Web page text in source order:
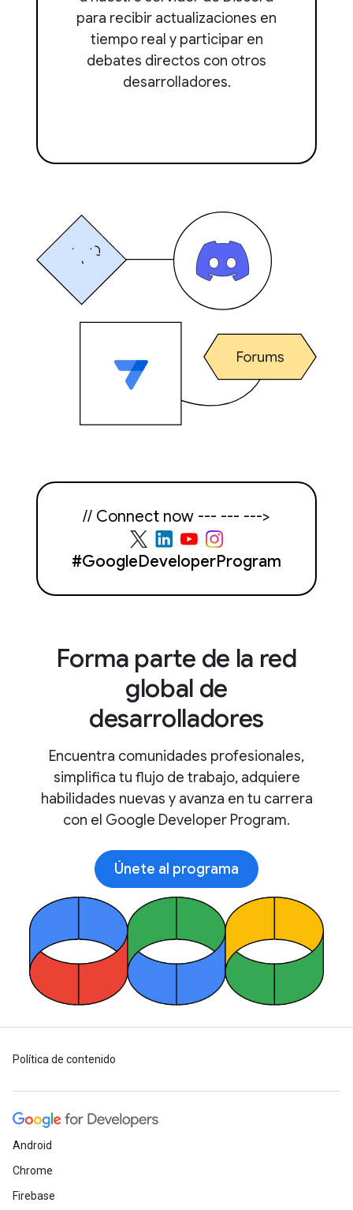
para recibir actualizaciones en
tiempo real y participar en
debates directos con otros
desarrolladores.
// Connect now --- --- --->
#GoogleDeveloperProgram
Forma parte de la red
global de
desarrolladores
Encuentra comunidades profesionales,
simplifica tu flujo de trabajo, adquiere
habilidades nuevas y avanza en tu carrera
con el Google Developer Program.
Únete al programa
Política de contenido
Android
Chrome
Firebase